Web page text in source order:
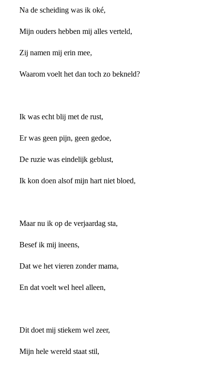
Na de scheiding was ik oké,
Mijn ouders hebben mij alles verteld,
Zij namen mij erin mee,
Waarom voelt het dan toch zo bekneld?
Ik was echt blij met de rust,
Er was geen pijn, geen gedoe,
De ruzie was eindelijk geblust,
Ik kon doen alsof mijn hart niet bloed,
Maar nu ik op de verjaardag sta,
Besef ik mij ineens,
Dat we het vieren zonder mama,
En dat voelt wel heel alleen,
Dit doet mij stiekem wel zeer,
Mijn hele wereld staat stil,